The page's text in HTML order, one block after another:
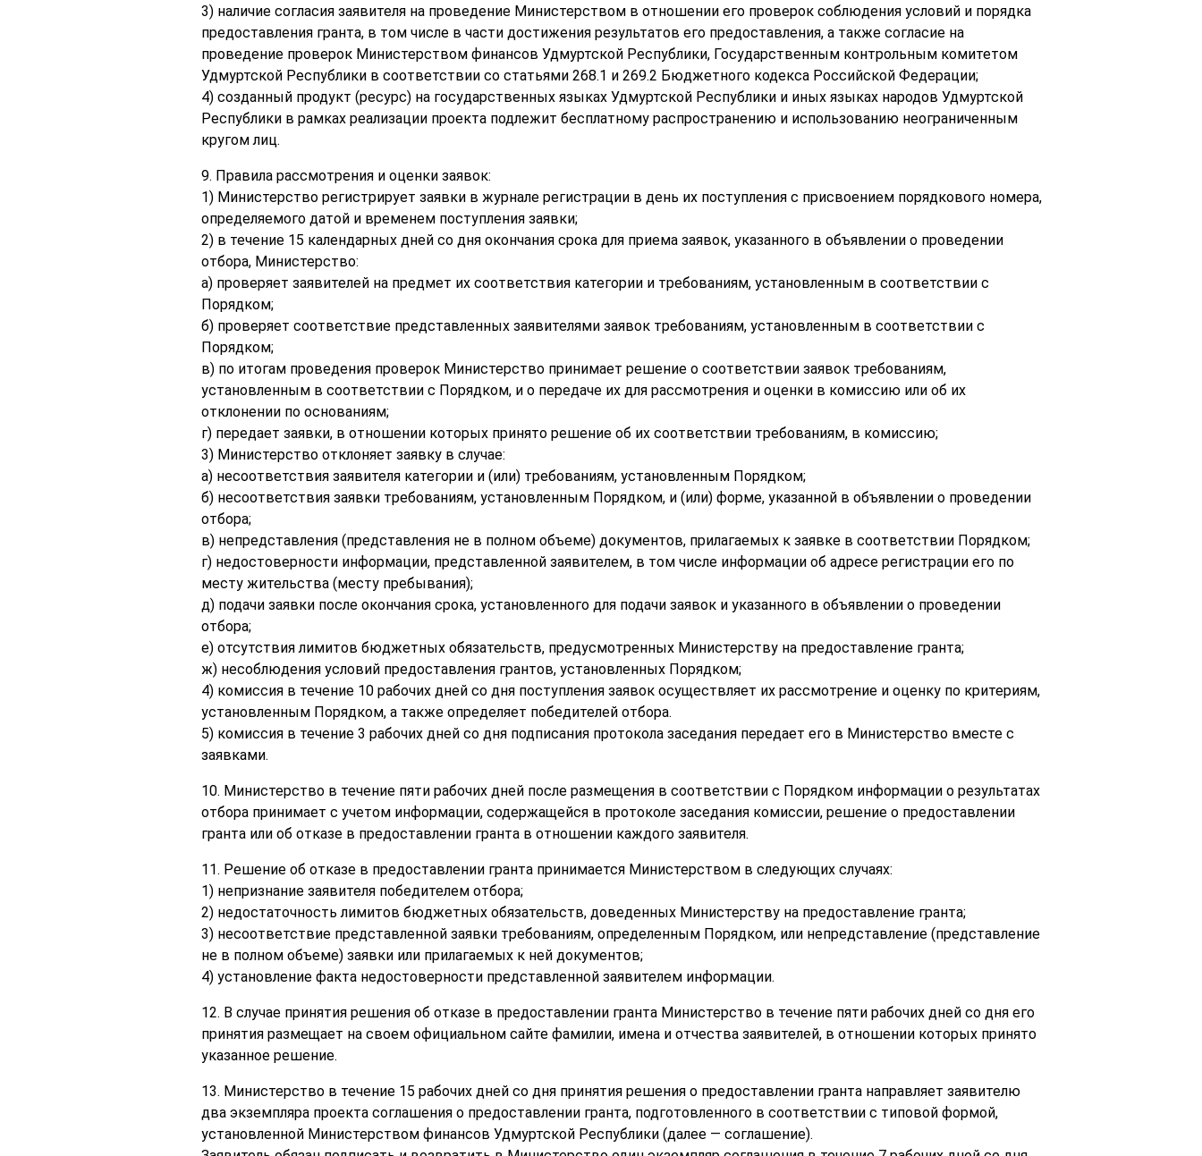
3) наличие согласия заявителя на проведение Министерством в отношении его проверок соблюдения условий и порядка
предоставления гранта, в том числе в части достижения результатов его предоставления, а также согласие на
проведение проверок Министерством финансов Удмуртской Республики, Государственным контрольным комитетом
Удмуртской Республики в соответствии со статьями 268.1 и 269.2 Бюджетного кодекса Российской Федерации;
4) созданный продукт (ресурс) на государственных языках Удмуртской Республики и иных языках народов Удмуртской
Республики в рамках реализации проекта подлежит бесплатному распространению и использованию неограниченным
кругом лиц.
9. Правила рассмотрения и оценки заявок:
1) Министерство регистрирует заявки в журнале регистрации в день их поступления с присвоением порядкового номера,
определяемого датой и временем поступления заявки;
2) в течение 15 календарных дней со дня окончания срока для приема заявок, указанного в объявлении о проведении
отбора, Министерство:
а) проверяет заявителей на предмет их соответствия категории и требованиям, установленным в соответствии с
Порядком;
б) проверяет соответствие представленных заявителями заявок требованиям, установленным в соответствии с
Порядком;
в) по итогам проведения проверок Министерство принимает решение о соответствии заявок требованиям,
установленным в соответствии с Порядком, и о передаче их для рассмотрения и оценки в комиссию или об их
отклонении по основаниям;
г) передает заявки, в отношении которых принято решение об их соответствии требованиям, в комиссию;
3) Министерство отклоняет заявку в случае:
а) несоответствия заявителя категории и (или) требованиям, установленным Порядком;
б) несоответствия заявки требованиям, установленным Порядком, и (или) форме, указанной в объявлении о проведении
отбора;
в) непредставления (представления не в полном объеме) документов, прилагаемых к заявке в соответствии Порядком;
г) недостоверности информации, представленной заявителем, в том числе информации об адресе регистрации его по
месту жительства (месту пребывания);
д) подачи заявки после окончания срока, установленного для подачи заявок и указанного в объявлении о проведении
отбора;
е) отсутствия лимитов бюджетных обязательств, предусмотренных Министерству на предоставление гранта;
ж) несоблюдения условий предоставления грантов, установленных Порядком;
4) комиссия в течение 10 рабочих дней со дня поступления заявок осуществляет их рассмотрение и оценку по критериям,
установленным Порядком, а также определяет победителей отбора.
5) комиссия в течение 3 рабочих дней со дня подписания протокола заседания передает его в Министерство вместе с
заявками.
10. Министерство в течение пяти рабочих дней после размещения в соответствии с Порядком информации о результатах
отбора принимает с учетом информации, содержащейся в протоколе заседания комиссии, решение о предоставлении
гранта или об отказе в предоставлении гранта в отношении каждого заявителя.
11. Решение об отказе в предоставлении гранта принимается Министерством в следующих случаях:
1) непризнание заявителя победителем отбора;
2) недостаточность лимитов бюджетных обязательств, доведенных Министерству на предоставление гранта;
3) несоответствие представленной заявки требованиям, определенным Порядком, или непредставление (представление
не в полном объеме) заявки или прилагаемых к ней документов;
4) установление факта недостоверности представленной заявителем информации.
12. В случае принятия решения об отказе в предоставлении гранта Министерство в течение пяти рабочих дней со дня его
принятия размещает на своем официальном сайте фамилии, имена и отчества заявителей, в отношении которых принято
указанное решение.
13. Министерство в течение 15 рабочих дней со дня принятия решения о предоставлении гранта направляет заявителю
два экземпляра проекта соглашения о предоставлении гранта, подготовленного в соответствии с типовой формой,
установленной Министерством финансов Удмуртской Республики (далее — соглашение).